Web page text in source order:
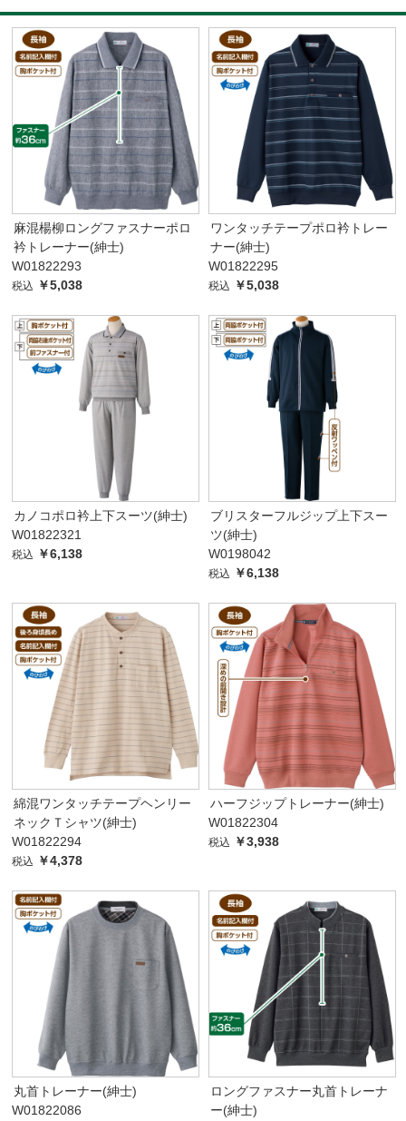
麻混楊柳ロングファスナーポロ
衿トレーナー(紳士)
W01822293
税込 ￥5,038
ワンタッチテープポロ衿トレー
ナー(紳士)
W01822295
税込 ￥5,038
カノコポロ衿上下スーツ(紳士)
W01822321
税込 ￥6,138
ブリスターフルジップ上下スー
ツ(紳士)
W0198042
税込 ￥6,138
綿混ワンタッチテープヘンリー
ネックＴシャツ(紳士)
W01822294
税込 ￥4,378
ハーフジップトレーナー(紳士)
W01822304
税込 ￥3,938
丸首トレーナー(紳士)
W01822086
ロングファスナー丸首トレーナ
ー(紳士)